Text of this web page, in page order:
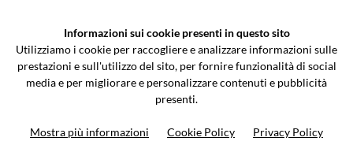
Via Galileo Galilei 5 | Verano Brianza (MB) 20843 | ITALY
0362-805407-info@valtermoto.com
Informazioni sui cookie presenti in questo sito
Utilizziamo i cookie per raccogliere e analizzare informazioni sulle
prestazioni e sull'utilizzo del sito, per fornire funzionalità di social
media e per migliorare e personalizzare contenuti e pubblicità
presenti.
Mostra più informazioni Cookie Policy Privacy Policy